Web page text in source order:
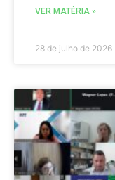
VER MATÉRIA »
28 de julho de 2026